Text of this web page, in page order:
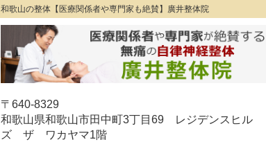
和歌山の整体【医療関係者や専門家も絶賛】廣井整体院
〒640-8329
和歌山県和歌山市田中町3丁目69 レジデンスヒル
ズ ザ ワカヤマ1階